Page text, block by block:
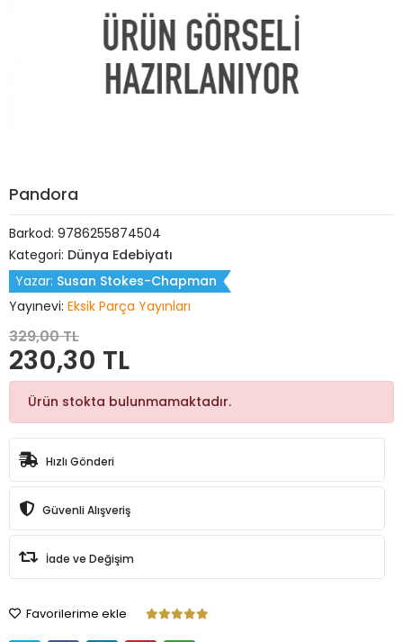
Pandora
Barkod: 9786255874504
Kategori: Dünya Edebiyatı
Yazar: Susan Stokes-Chapman
Yayınevi: Eksik Parça Yayınları
329,00 TL
230,30 TL
Ürün stokta bulunmamaktadır.
Hızlı Gönderi
Güvenli Alışveriş
İade ve Değişim
Favorilerime ekle